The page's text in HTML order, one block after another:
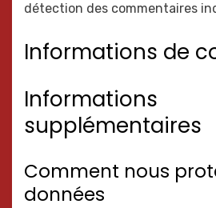
détection des commentaires
Informations de
Informations
supplémentaires
Comment nous
données